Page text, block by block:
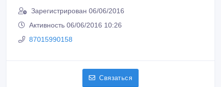
Зарегистрирован 06/06/2016
Активность 06/06/2016 10:26
87015990158
Связаться